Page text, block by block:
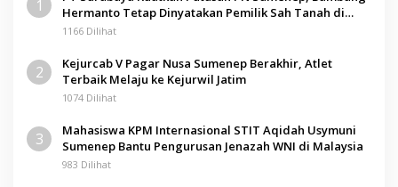
1
Hermanto Tetap Dinyatakan Pemilik Sah Tanah di
Pamolokan
1166 Dilihat
2
Kejurcab V Pagar Nusa Sumenep Berakhir, Atlet
Terbaik Melaju ke Kejurwil Jatim
1074 Dilihat
3
Mahasiswa KPM Internasional STIT Aqidah Usymuni
Sumenep Bantu Pengurusan Jenazah WNI di Malaysia
983 Dilihat